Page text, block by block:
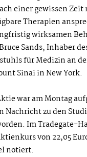
einer gewissen
Therapien
wirksamen
Sands, Inhaber
für Medizin an
Sinai in New York.
war am Montag
Nachricht zu den
Im Tradegate-
von 22,05
notiert.